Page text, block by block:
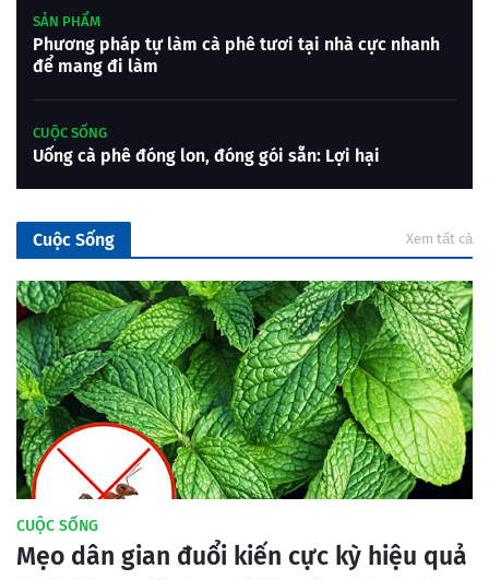
SẢN PHẨM
Phương pháp tự làm cà phê tươi tại nhà cực nhanh
để mang đi làm
CUỘC SỐNG
Uống cà phê đóng lon, đóng gói sẵn: Lợi hại
Cuộc Sống Xem tất cả
CUỘC SỐNG
Mẹo dân gian đuổi kiến cực kỳ hiệu quả